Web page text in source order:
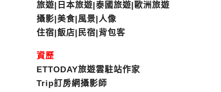
旅遊|日本旅遊|泰國旅遊|歐洲旅遊
攝影|美食|風景|人像
住宿|飯店|民宿|背包客
資歷
ETTODAY旅遊雲駐站作家
Trip訂房網攝影師